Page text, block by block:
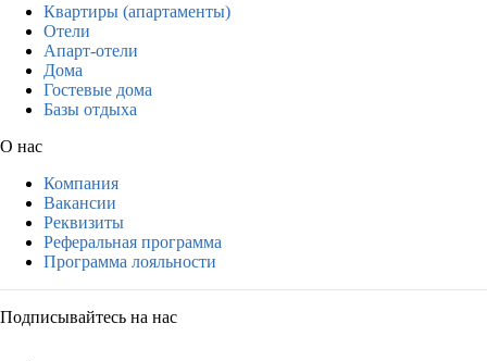
Квартиры (апартаменты)
Отели
Апарт-отели
Дома
Гостевые дома
Базы отдыха
О нас
Компания
Вакансии
Реквизиты
Реферальная программа
Программа лояльности
Подписывайтесь на нас